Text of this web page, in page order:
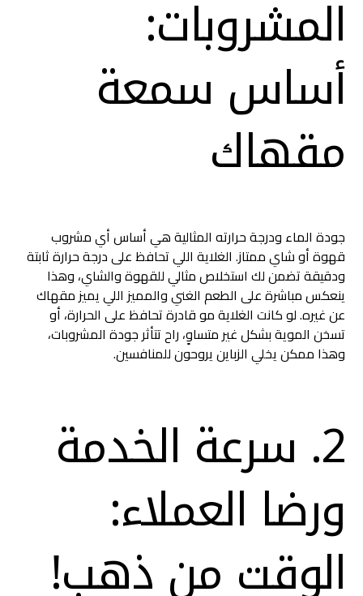
المشروبات:
أساس سمعة
مقهاك
جودة الماء ودرجة حرارته المثالية هي أساس أي مشروب
قهوة أو شاي ممتاز. الغلاية اللي تحافظ على درجة حرارة ثابتة
ودقيقة تضمن لك استخلاص مثالي للقهوة والشاي، وهذا
ينعكس مباشرة على الطعم الغني والمميز اللي يميز مقهاك
عن غيره. لو كانت الغلاية مو قادرة تحافظ على الحرارة، أو
تسخن الموية بشكل غير متساوٍ، راح تتأثر جودة المشروبات،
وهذا ممكن يخلي الزباين يروحون للمنافسين.
2. سرعة الخدمة
ورضا العملاء:
الوقت من ذهب!